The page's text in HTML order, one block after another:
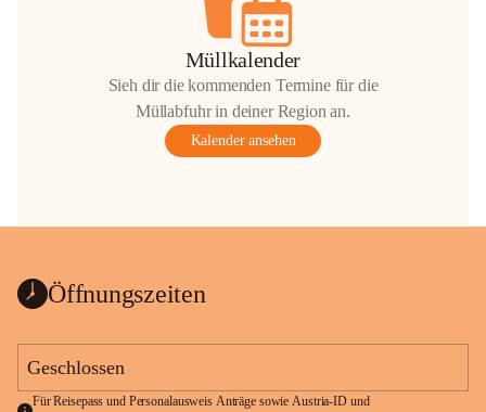
Müllkalender
Sieh dir die kommenden Termine für die
Müllabfuhr in deiner Region an.
Kalender ansehen
Öffnungszeiten
Geschlossen
Für Reisepass und Personalausweis Anträge sowie Austria-ID und